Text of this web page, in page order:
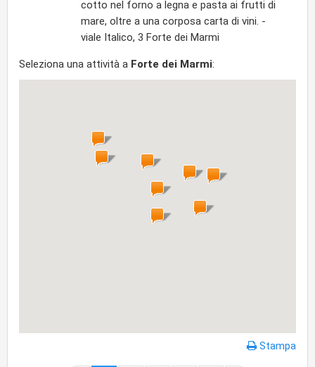
cotto nel forno a legna e pasta ai frutti di
mare, oltre a una corposa carta di vini. -
viale Italico, 3 Forte dei Marmi
Seleziona una attività a Forte dei Marmi:
Stampa